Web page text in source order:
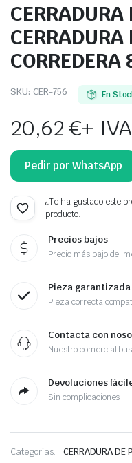
CERRADURA
CERRADURA
SKU: CER-756 En
20,62€+ IVA
Pedir por WhatsApp
¿Te ha gustado este
producto.
Precios bajos
Precio más bajo del
Pieza garantizada
Pieza correcta
Contacta con
Nuestro comercial
Devoluciones
Sin complicaciones
Categorías: CERRADURA DE